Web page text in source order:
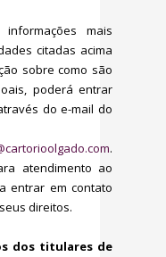
mais
citadas acima
sobre como são
poderá entrar
do e-mail do
.
atendimento ao
entrar em contato
direitos.
dos titulares de